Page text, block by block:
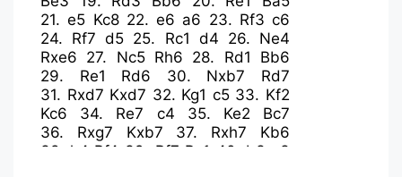
21.e5 Kc8 22. e6 a6 23. Rf3 c6
24. Rf7 d5 25. Rc1 d4 26. Ne4
Rxe6 27. Nc5 Rh6 28. Rd1
Bb6
29. Re1 Rd6 30. Nxb7
Rd7
31. Rxd7 Kxd7 32. Kg1 c5 33. Kf2
Kc6
34. Re7 c4 35. Ke2
Bc7
36. Rxg7 Kxb7 37. Rxh7
Kb6
38. h4 Bf4 39. Rf7 Bc1 40. b3
c3